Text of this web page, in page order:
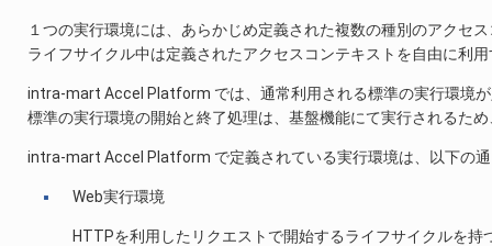
１つの実行環境には、あらかじめ定義された複数の種別のアクセ
ライフサイクル中は定義されたアクセスコンテキストを自由に利
intra-mart Accel Platform では、通常利用される標準の実行環境
標準の実行環境の開始と終了処理は、基盤機能にて実行されるた
intra-mart Accel Platform で定義されている実行環境は、以下の
Web実行環境
HTTPを利用したリクエストで開始するライフサイクルを持